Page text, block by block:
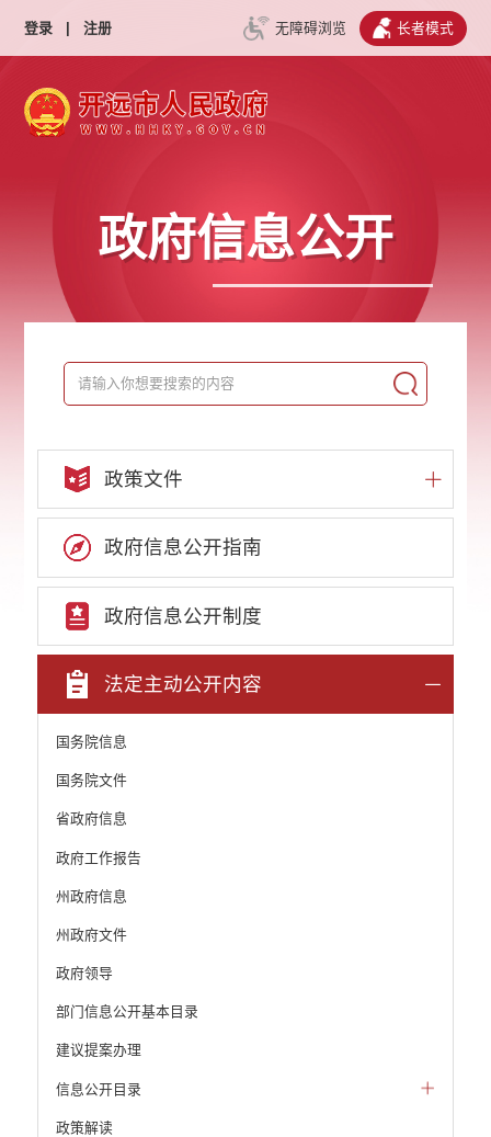
登录 | 注册 无障碍浏览 长者模式
政府信息公开
政策文件
政府信息公开指南
政府信息公开制度
法定主动公开内容
国务院信息
国务院文件
省政府信息
政府工作报告
州政府信息
州政府文件
政府领导
部门信息公开基本目录
建议提案办理
信息公开目录
政策解读